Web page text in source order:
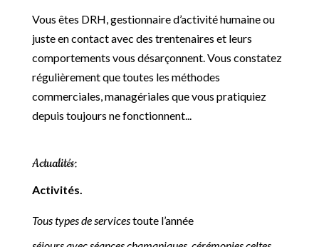
Vous êtes DRH, gestionnaire d’activité humaine ou
juste en contact avec des trentenaires et leurs
comportements vous désarçonnent. Vous constatez
régulièrement que toutes les méthodes
commerciales, managériales que vous pratiquiez
depuis toujours ne fonctionnent...
Actualités:
Activités.
Tous types de servicestoute l’année